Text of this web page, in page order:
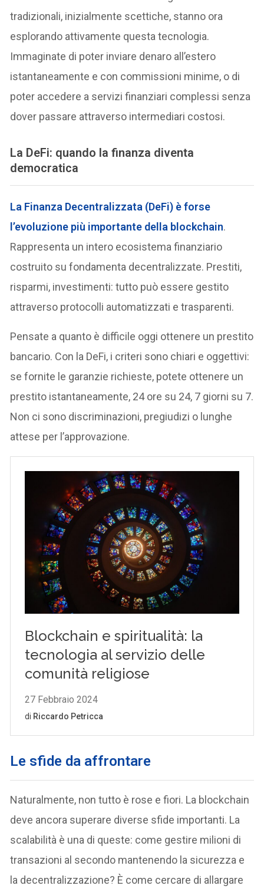
tradizionali, inizialmente scettiche, stanno ora
esplorando attivamente questa tecnologia.
Immaginate di poter inviare denaro all’estero
istantaneamente e con commissioni minime, o di
poter accedere a servizi finanziari complessi senza
dover passare attraverso intermediari costosi.
La DeFi: quando la finanza diventa
democratica
La Finanza Decentralizzata (DeFi) è forse
l’evoluzione più importante della blockchain.
Rappresenta un intero ecosistema finanziario
costruito su fondamenta decentralizzate. Prestiti,
risparmi, investimenti: tutto può essere gestito
attraverso protocolli automatizzati e trasparenti.
Pensate a quanto è difficile oggi ottenere un prestito
bancario. Con la DeFi, i criteri sono chiari e oggettivi:
se fornite le garanzie richieste, potete ottenere un
prestito istantaneamente, 24 ore su 24, 7 giorni su 7.
Non ci sono discriminazioni, pregiudizi o lunghe
attese per l’approvazione.
Le sfide da affrontare
Naturalmente, non tutto è rose e fiori. La blockchain
deve ancora superare diverse sfide importanti. La
scalabilità è una di queste: come gestire milioni di
transazioni al secondo mantenendo la sicurezza e
la decentralizzazione? È come cercare di allargare